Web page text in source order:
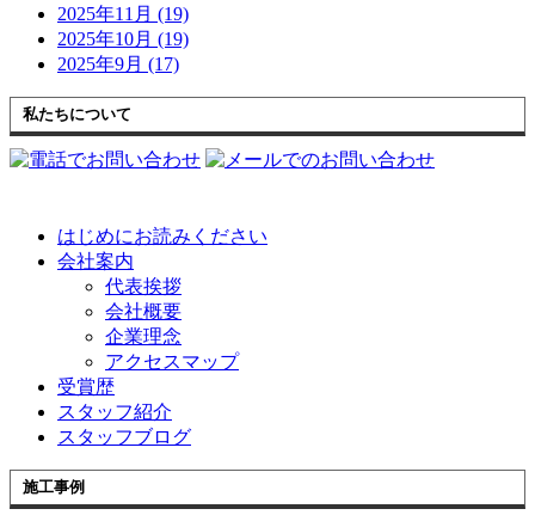
2025年11月 (19)
2025年10月 (19)
2025年9月 (17)
私たちについて
はじめにお読みください
会社案内
代表挨拶
会社概要
企業理念
アクセスマップ
受賞歴
スタッフ紹介
スタッフブログ
施工事例